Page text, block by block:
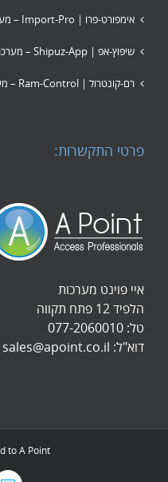
אימפורט-פרו | Import-Pro – מערכת לסוכנויות יבוא ונציגויות
שיפוץ-אפ | Shipuz-App – מערכת ניהול לשיפוצניקים וקבלנים
רם-קונטרול | Ram-Control – מערכת מחשב תיפעולית לקבלן ביצוע
פרטי התקשרות:
איי פוינט מערכות
הלפיד 12 פתח תקווה
טל: 077-2060010
דוא"ל: sales@apoint.co.il
to A Point